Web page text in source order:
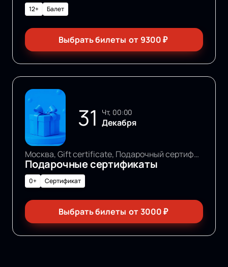
12+ Балет
Выбрать билеты от 9300₽
31 чт, 00:00
Декабря
Москва, Gift certificate, Подарочный сертификат
Подарочные сертификаты
0+ Сертификат
Выбрать билеты от 3000₽